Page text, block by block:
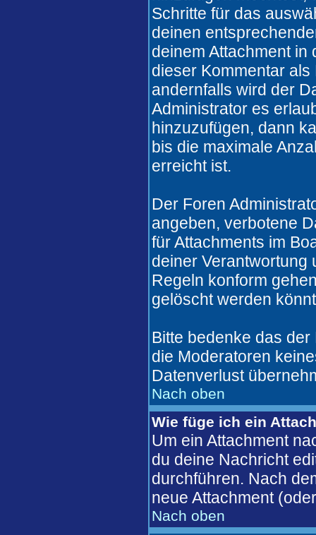
Schritte für das
deinen
deinem Attachment in
dieser Kommentar
andernfalls wird der
Administrator es
hinzuzufügen, dann
bis die maximale
erreicht ist.
Der Foren
angeben, verbotene
für Attachments im
deiner Verantwortung
Regeln konform
gelöscht werden
Bitte bedenke das
die Moderatoren
Datenverlust
Nach oben
Wie füge ich ein
Um ein Attachment
du deine Nachricht
durchführen. Nach
neue Attachment
Nach oben